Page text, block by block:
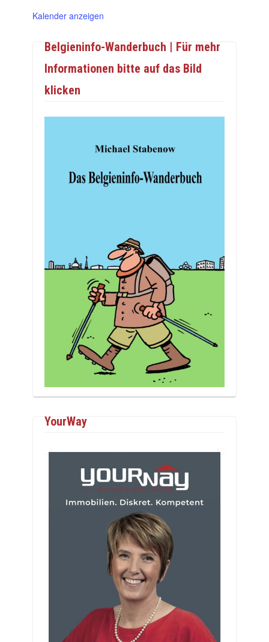
Kalender anzeigen
Belgieninfo-Wanderbuch | Für mehr
Informationen bitte auf das Bild
klicken
YourWay